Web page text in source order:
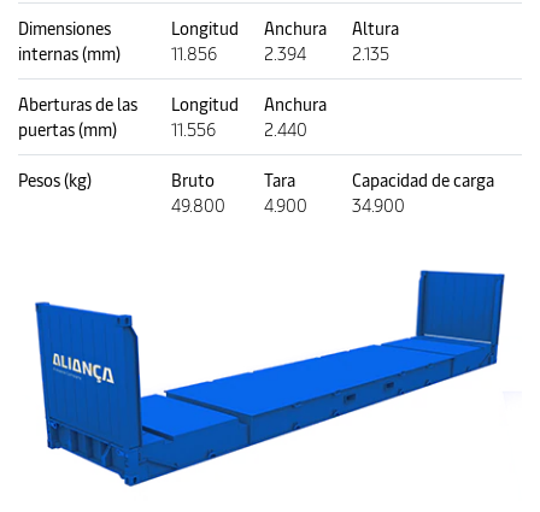
Dimensiones
internas (mm)
Longitud
11.856
Anchura
2.394
Altura
2.135
Aberturas de las
puertas (mm)
Longitud
11.556
Anchura
2.440
Pesos (kg)
Bruto
49.800
Tara
4.900
Capacidad de carga
34.900